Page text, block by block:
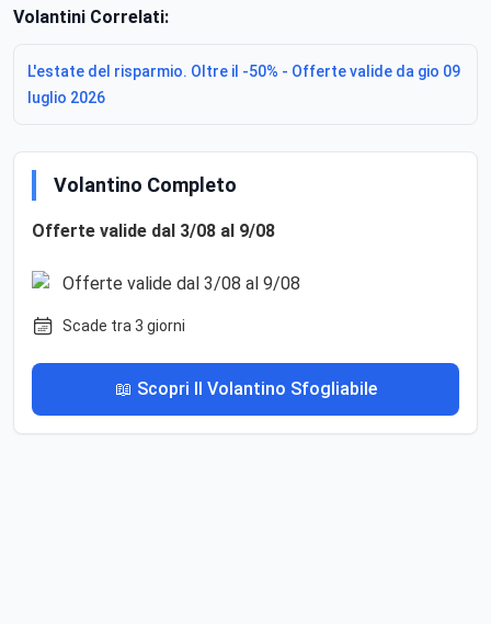
Volantini Correlati:
L'estate del risparmio. Oltre il -50% - Offerte valide da gio 09
luglio 2026
Volantino Completo
Offerte valide dal 3/08 al 9/08
Scade tra 3 giorni
📖 Scopri Il Volantino Sfogliabile